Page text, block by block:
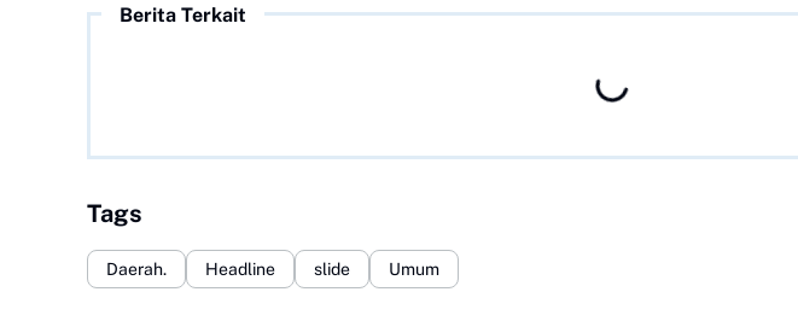
Berita Terkait
Tags
Daerah. Headline slide Umum